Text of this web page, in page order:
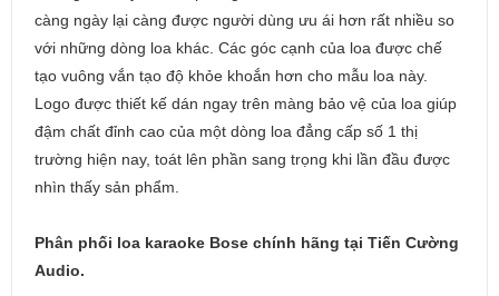
càng ngày lại càng được người dùng ưu ái hơn rất nhiều so
với những dòng loa khác. Các góc cạnh của loa được chế
tạo vuông vắn tạo độ khỏe khoắn hơn cho mẫu loa này.
Logo được thiết kế dán ngay trên màng bảo vệ của loa giúp
đậm chất đỉnh cao của một dòng loa đẳng cấp số 1 thị
trường hiện nay, toát lên phần sang trọng khi lần đầu được
nhìn thấy sản phẩm.
Phân phối loa karaoke Bose chính hãng tại Tiến Cường
Audio.